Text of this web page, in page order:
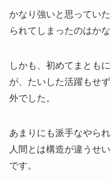
かなり強いと思ってい
られてしまったのはか
しかも、初めてまとも
が、たいした活躍もせ
外でした。
あまりにも派手なやら
人間とは構造が違うせ
です。